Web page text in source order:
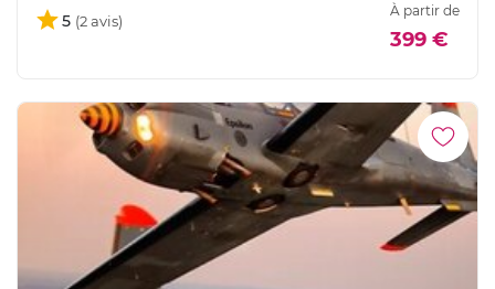
5
À partir de
399 €